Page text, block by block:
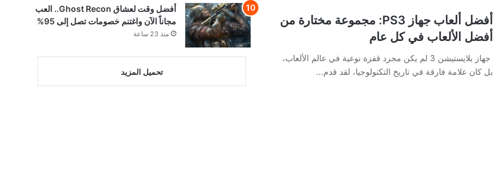
أفضل ألعاب جهاز PS3: مجموعة مختارة من
أفضل الألعاب في كل عام
جهاز بلايستيشن 3 لم يكن مجرد قفزة نوعية في عالم الألعاب،
بل كان علامة فارقة في تاريخ التكنولوجيا، لقد قدم…
أفضل وقت لعشاق Ghost Recon.. العب
مجاناً الآن واغتنم خصومات تصل إلى 95%
منذ 23 ساعة
تحميل المزيد